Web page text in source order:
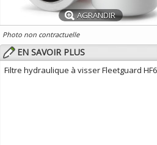
AGRANDIR
Photo non contractuelle
EN SAVOIR PLUS
Filtre hydraulique à visser Fleetguard